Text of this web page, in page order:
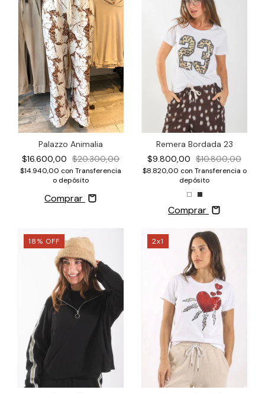
Palazzo Animalia
$16.600,00 $20.300,00
$14.940,00 con Transferencia
o depósito
Comprar
Remera Bordada 23
$9.800,00 $10.800,00
$8.820,00 con Transferencia o
depósito
Comprar
18% OFF 2x1